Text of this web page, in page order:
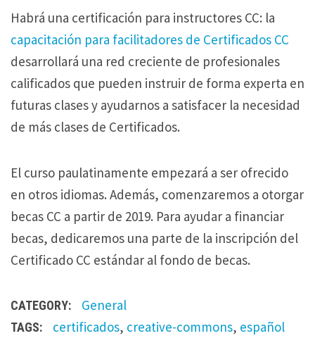
s
&
e
y
o
d
Habrá una certificación para instructores CC: la
capacitación para facilitadores de Certificados CC
desarrollará una red creciente de profesionales
calificados que pueden instruir de forma experta en
futuras clases y ayudarnos a satisfacer la necesidad
de más clases de Certificados.
El curso paulatinamente empezará a ser ofrecido
en otros idiomas. Además, comenzaremos a otorgar
becas CC a partir de 2019. Para ayudar a financiar
becas, dedicaremos una parte de la inscripción del
Certificado CC estándar al fondo de becas.
CATEGORY: General
TAGS: certificados, creative-commons, español